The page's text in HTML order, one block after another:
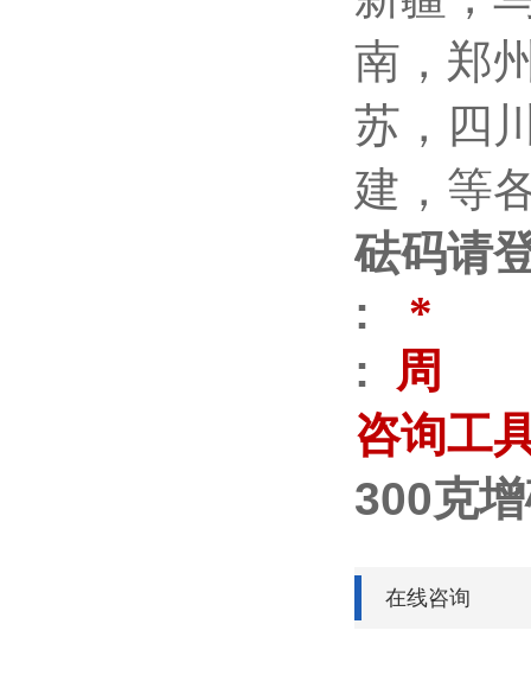
南，郑
苏，四
建，等
砝码请
: *
: 周
咨询工
300克
在线咨询